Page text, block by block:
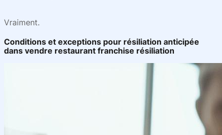
Vraiment.
Conditions et exceptions pour résiliation anticipée
dans vendre restaurant franchise résiliation